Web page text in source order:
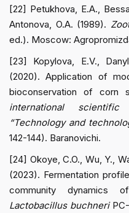
[22] Petukhova, E.A.,
Antonova, O.A. (1989).
ed.). Moscow:
[23] Kopylova, E.V.,
(2020). Application of
bioconservation of corn
international
“Technology and
142-144). Baranovichi.
[24] Okoye, C.O., Wu, Y.,
(2023). Fermentation
community dynamics
Lactobacillus buchneriPC-